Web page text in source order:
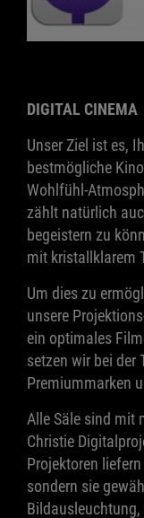
DIGITAL CINEMA
Unser Ziel ist es,
bestmögliche
Wohlfühl-
zählt natürlich
begeistern zu
mit kristallklarem
Um dies zu
unsere
ein optimales
setzen wir bei der
Premiummarken
Alle Säle sind mit
Christie
Projektoren
sondern sie